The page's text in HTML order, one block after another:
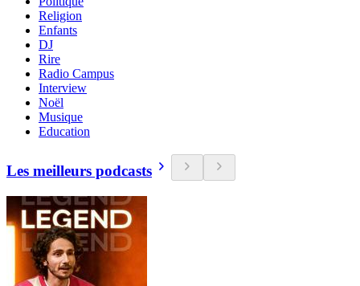
Religion
Enfants
DJ
Rire
Radio Campus
Interview
Noël
Musique
Education
Les meilleurs podcasts